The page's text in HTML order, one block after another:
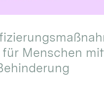
Menschen mit